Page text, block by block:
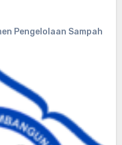
Pengelolaan Sampah